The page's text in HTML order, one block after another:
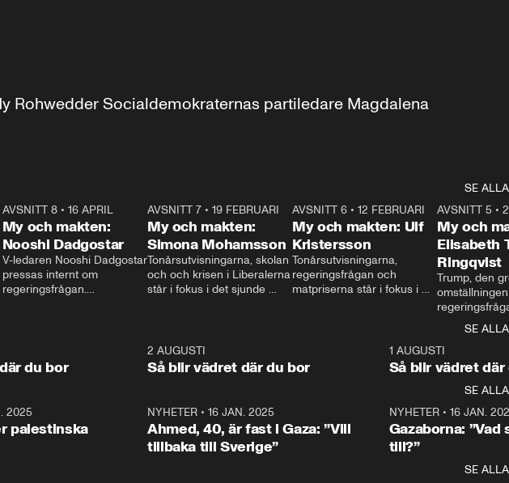
Rohwedder Socialdemokraternas partiledare Magdalena
SE ALLA
AVSNITT 8• 16 APRIL
My och makten:
Nooshi Dadgostar
V-ledaren Nooshi Dadgostar
pressas internt om
regeringsfrågan.
– Vi ställer upp i val. Ska vi
vara med så sitter vi förstås
24:30
AVSNITT 7• 19 FEBRUARI
My och makten:
Simona Mohamsson
Tonårsutvisningarna, skolan
och och krisen i Liberalerna
står i fokus i det sjunde
kommentator My
Rohwedder ställer
utbildnings- och
Mohamsson till svars.
27:30
AVSNITT 6 •12 FEBRUARI
My och makten: Ulf
Kristersson
Tonårsutvisningarna,
regeringsfrågan och
matpriserna står i fokus i
Rohwedder ställer
statsminister Ulf Kristersson
AVSNITT 5 •
My och
Elisabeth
Ringqvist
Trump, den
centrum i
avsnittet av
Makten”. Se
Aftonbladets
Rohwedder
Thand Ring
SE ALLA
du bor
2 AUGUSTI
Så blir vädret där du bor
1 AUGUSTI
Så blir vädret där
SE ALLA
2025
palestinska
NYHETER• 16 JAN. 2025
Ahmed, 40, är fast i Gaza: ”Vill
tillbaka till Sverige”
NYHETER• 16 JAN.
Gazaborna:
till?”
SE ALLA